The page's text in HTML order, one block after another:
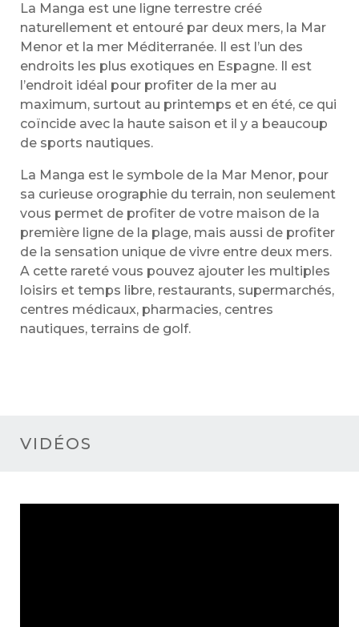
La Manga est une ligne terrestre créé
naturellement et entouré par deux mers, la Mar
Menor et la mer Méditerranée. Il est l’un des
endroits les plus exotiques en Espagne. Il est
l’endroit idéal pour profiter de la mer au
maximum, surtout au printemps et en été, ce qui
coïncide avec la haute saison et il y a beaucoup
de sports nautiques.
La Manga est le symbole de la Mar Menor, pour
sa curieuse orographie du terrain, non seulement
vous permet de profiter de votre maison de la
première ligne de la plage, mais aussi de profiter
de la sensation unique de vivre entre deux mers.
A cette rareté vous pouvez ajouter les multiples
loisirs et temps libre, restaurants, supermarchés,
centres médicaux, pharmacies, centres
nautiques, terrains de golf.
VIDÉOS